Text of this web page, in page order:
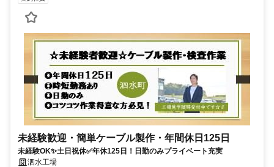
未経験歓迎・簡単ケーブル製作・年間休日125日
未経験OK✨土日祝休✅年休125日！日勤のみプライベート充実
泗水工場